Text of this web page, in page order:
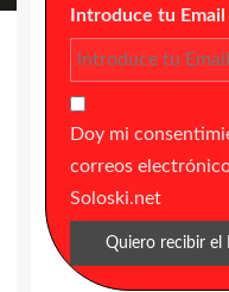
Introduce tu Email
Doy mi
correos
Soloski.net